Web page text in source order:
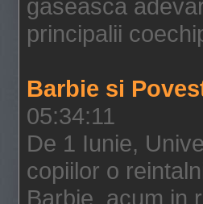
găsească
principalii
Barbie si
05:34:11
De 1 Iunie,
copiilor o
Barbie, acum in